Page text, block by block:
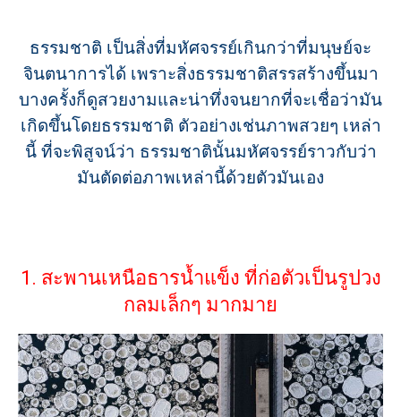
ธรรมชาติ เป็นสิ่งที่มหัศจรรย์เกินกว่าที่มนุษย์จะ
จินตนาการได้ เพราะสิ่งธรรมชาติสรรสร้างขึ้นมา
บางครั้งก็ดูสวยงามและน่าทึ่งจนยากที่จะเชื่อว่ามัน
เกิดขึ้นโดยธรรมชาติ ตัวอย่างเช่นภาพสวยๆ เหล่า
นี้ ที่จะพิสูจน์ว่า ธรรมชาตินั้นมหัศจรรย์ราวกับว่า
มันตัดต่อภาพเหล่านี้ด้วยตัวมันเอง
1. สะพานเหนือธารน้ำแข็ง ที่ก่อตัวเป็นรูปวง
กลมเล็กๆ มากมาย